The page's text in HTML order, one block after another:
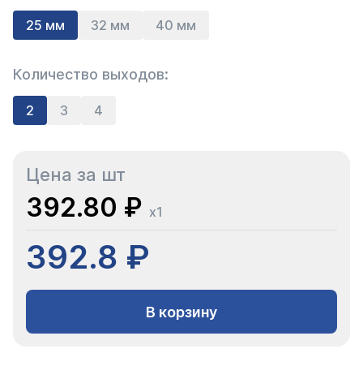
25 мм 32 мм 40 мм
Количество выходов:
2 3 4
Цена за шт
392.80 ₽ x1
392.8 ₽
В корзину